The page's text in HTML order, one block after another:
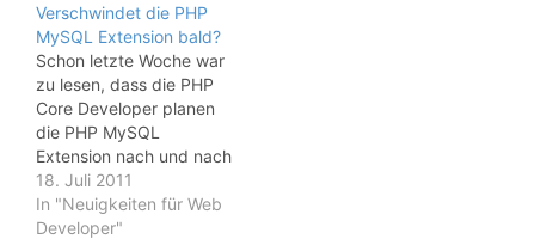
muss eine Anwendung
für weitere DBMS
(Database Management
System) nicht mehr
umgeschrieben werden,
da PDO in der Lage ist
auf andere
Datenbanktreiber, sofern
sie in…
Verschwindet die PHP
MySQL Extension bald?
Schon letzte Woche war
zu lesen, dass die PHP
Core Developer planen
die PHP MySQL
Extension nach und nach
aus PHP zu verbannen.
Wenn also jemand von
Euch da draußen nach
18. Juli 2011
In "Neuigkeiten für Web
Developer"